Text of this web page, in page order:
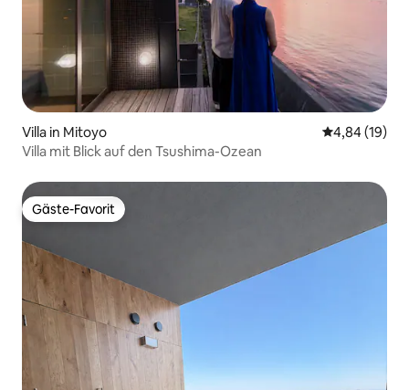
Villa in Mitoyo
4,84 (19)
Villa mit Blick auf den Tsushima-Ozean
Gäste-Favorit
Gäste-Favorit